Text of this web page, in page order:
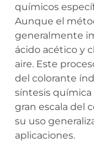
químicos
Aunque el
generalmente
ácido acético y
aire. Este
del colorante
síntesis
gran escala del
su uso
aplicaciones.